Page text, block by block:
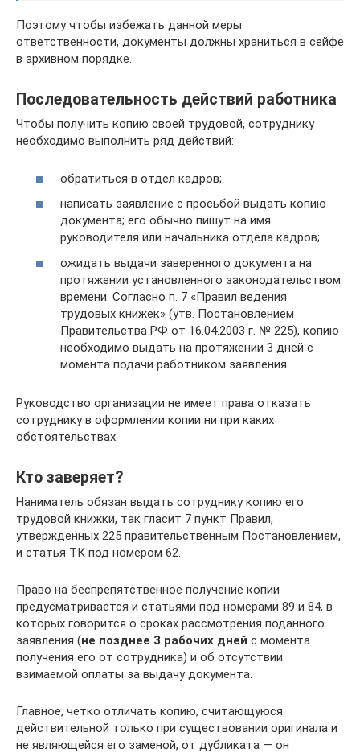
Поэтому чтобы избежать данной меры
ответственности, документы должны храниться в сейфе
в архивном порядке.
Последовательность действий работника
Чтобы получить копию своей трудовой, сотруднику
необходимо выполнить ряд действий:
обратиться в отдел кадров;
написать заявление с просьбой выдать копию
документа; его обычно пишут на имя
руководителя или начальника отдела кадров;
ожидать выдачи заверенного документа на
протяжении установленного законодательством
времени. Согласно п. 7 «Правил ведения
трудовых книжек» (утв. Постановлением
Правительства РФ от 16.04.2003 г. № 225), копию
необходимо выдать на протяжении 3 дней с
момента подачи работником заявления.
Руководство организации не имеет права отказать
сотруднику в оформлении копии ни при каких
обстоятельствах.
Кто заверяет?
Наниматель обязан выдать сотруднику копию его
трудовой книжки, так гласит 7 пункт Правил,
утвержденных 225 правительственным Постановлением,
и статья ТК под номером 62.
Право на беспрепятственное получение копии
предусматривается и статьями под номерами 89 и 84, в
которых говорится о сроках рассмотрения поданного
заявления (не позднее 3 рабочих дней с момента
получения его от сотрудника) и об отсутствии
взимаемой оплаты за выдачу документа.
Главное, четко отличать копию, считающуюся
действительной только при существовании оригинала и
не являющейся его заменой, от дубликата — он